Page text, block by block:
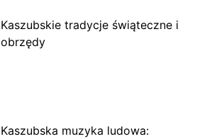
Kaszubskie tradycje świąteczne i
obrzędy
Kaszubska muzyka ludowa: